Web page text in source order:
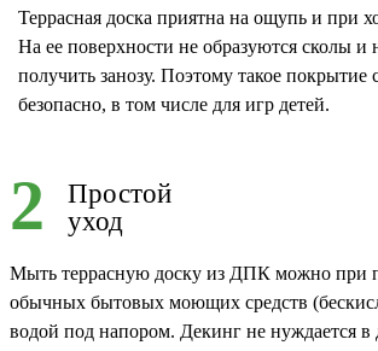
Террасная доска приятна на ощупь и при
На ее поверхности не образуются сколы и
получить занозу. Поэтому такое покрытие
безопасно, в том числе для игр детей.
2
Простой
уход
Мыть террасную доску из ДПК можно при
обычных бытовых моющих средств
водой под напором. Декинг не нуждается в